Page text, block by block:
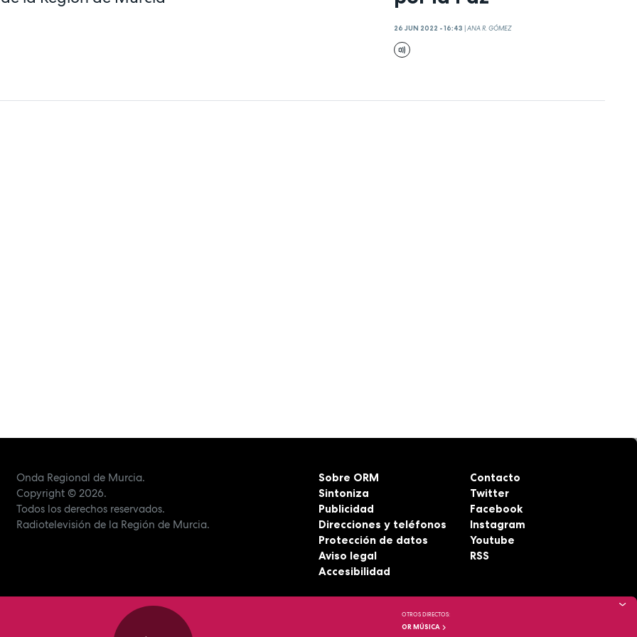
26 JUN 2022 - 16:43 |ANA R. GÓMEZ
Onda Regional de Murcia.
Copyright© 2026.
Todos los derechos reservados.
Radiotelevisión de la Región de Murcia.
Sobre ORM
Sintoniza
Publicidad
Direcciones y teléfonos
Protección de datos
Aviso legal
Accesibilidad
Contacto
Twitter
Facebook
Instagram
Youtube
RSS
OTROS DIRECTOS:
OR MÚSICA